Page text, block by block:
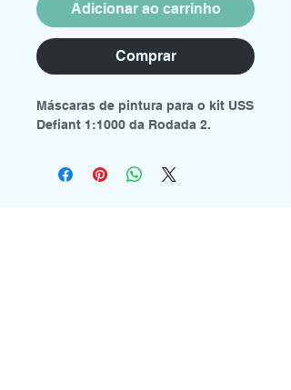
Adicionar ao carrinho
Comprar
Máscaras de pintura para o kit USS
Defiant 1:1000 da Rodada 2.